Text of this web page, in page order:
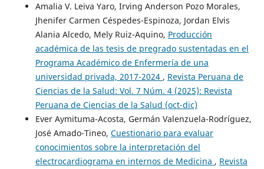
Amalia V. Leiva Yaro, Irving Anderson Pozo Morales,
Jhenifer Carmen Céspedes-Espinoza, Jordan Elvis
Alania Alcedo, Mely Ruiz-Aquino, Producción
académica de las tesis de pregrado sustentadas en el
Programa Académico de Enfermería de una
universidad privada, 2017-2024 , Revista Peruana de
Ciencias de la Salud: Vol. 7 Núm. 4 (2025): Revista
Peruana de Ciencias de la Salud (oct-dic)
Ever Aymituma-Acosta, Germán Valenzuela-Rodríguez,
José Amado-Tineo, Cuestionario para evaluar
conocimientos sobre la interpretación del
electrocardiograma en internos de Medicina , Revista